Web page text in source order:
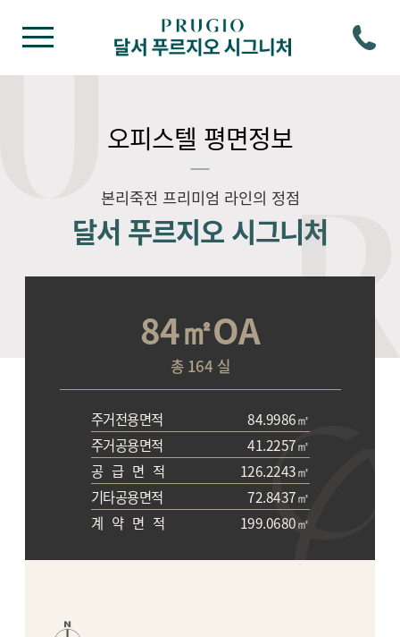
오피스텔 평면정보
본리죽전 프리미엄 라인의 정점
달서 푸르지오 시그니처
84㎡OA
총 164 실
주거전용면적
84.9986㎡
주거공용면적
41.2257㎡
공 급 면 적
126.2243㎡
기타공용면적
72.8437㎡
계 약 면 적 199.0680㎡